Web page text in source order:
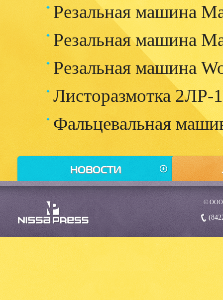
Резальная машина
Резальная машина
Резальная машина
Листоразмотка 2ЛР-
Фальцевальная
НОВОСТИ
Обновление сайта
компании
Рады приветствовать вас сайте нашей
компании!
Как вы успели заметить, наш сайт испытал
глобальные перемены.
©